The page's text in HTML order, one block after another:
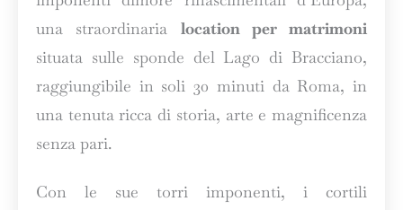
una straordinaria location per matrimoni
situata sulle sponde del Lago di Bracciano,
raggiungibile in soli 30 minuti da Roma, in
una tenuta ricca di storia, arte e magnificenza
senza pari.
Con le sue torri imponenti, i cortili